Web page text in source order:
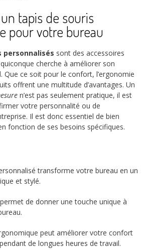
tapis de souris
pour votre bureau
personnalisés sont des accessoires
cherche à améliorer son
Que ce soit pour le confort, l’ergonomie
offrent une multitude d’avantages. Un
n’est pas seulement pratique, il est
votre personnalité ou de
Il est donc essentiel de bien
fonction de ses besoins spécifiques.
transforme votre bureau en un
et stylé.
de donner une touche unique à
peut améliorer votre confort
de longues heures de travail.